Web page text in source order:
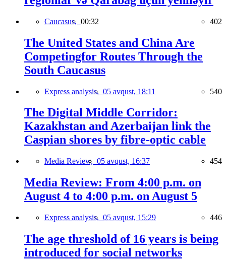
Caucasus, 00:32 402
The United States and China Are
Competingfor Routes Through the
South Caucasus
Express analysis, 05 avqust, 18:11 540
The Digital Middle Corridor:
Kazakhstan and Azerbaijan link the
Caspian shores by fibre-optic cable
Media Review, 05 avqust, 16:37 454
Media Review: From 4:00 p.m. on
August 4 to 4:00 p.m. on August 5
Express analysis, 05 avqust, 15:29 446
The age threshold of 16 years is being
introduced for social networks